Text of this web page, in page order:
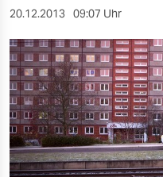
nord
wahrheit
verlag
verlag
veranstaltungen
20.12.2013 09:07 Uhr